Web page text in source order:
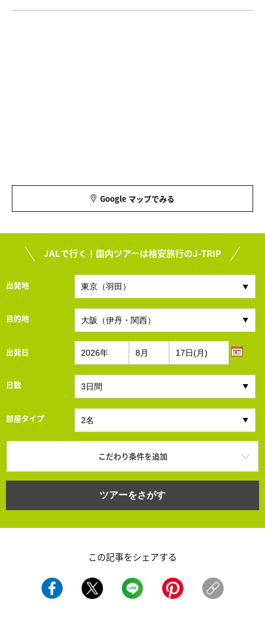
Google マップでみる
JALで行く！国内ツアーは格安旅行のJ-TRIP
出発地
目的地
出発日
日数
部屋タイプ
こだわり条件を追加
ツアーをさがす
この記事をシェアする